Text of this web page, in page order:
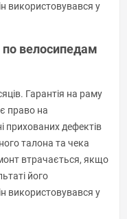
використовувався у
по велосипедам
Гарантія на раму
право на
прихованих дефектів
талона та чека
втрачається, якщо
його
використовувався у